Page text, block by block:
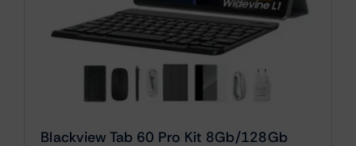
Blackview Tab 60 Pro Kit 8Gb/128Gb